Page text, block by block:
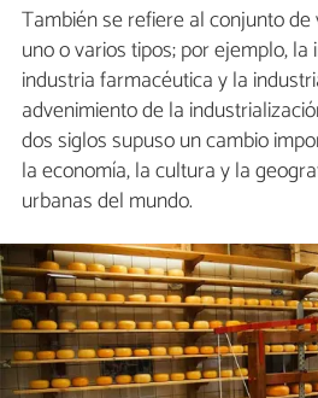
También se refiere al conjunto
uno o varios tipos; por ejemplo, la
industria farmacéutica y la
advenimiento de la
dos siglos supuso un cambio
la economía, la cultura y la
urbanas del mundo.